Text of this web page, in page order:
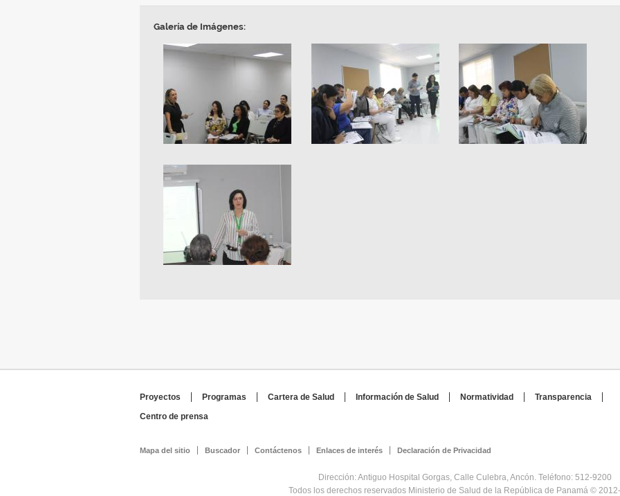
Galería de Imágenes:
Proyectos Programas Cartera de Salud Información de Salud Normatividad
Transparencia
Centro de prensa
Mapa del sitio Buscador Contáctenos Enlaces de interés Declaración de Privacidad
Dirección: Antiguo Hospital Gorgas, Calle Culebra, Ancón. Teléfono: 512-9200
Todos los derechos reservados Ministerio de Salud de la República de Panamá ©